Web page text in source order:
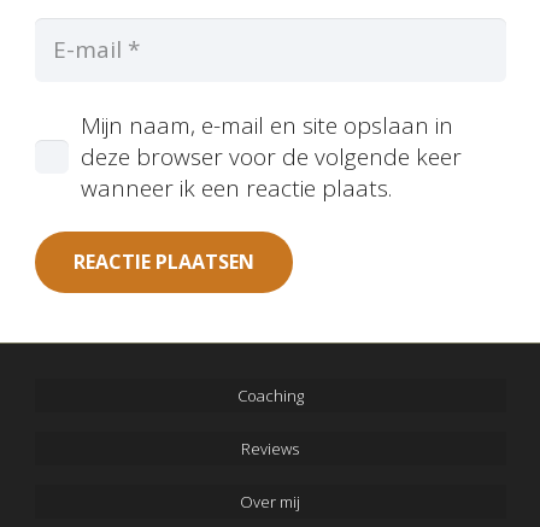
Mijn naam, e-mail en site opslaan in
deze browser voor de volgende keer
wanneer ik een reactie plaats.
REACTIE PLAATSEN
Coaching
Reviews
Over mij